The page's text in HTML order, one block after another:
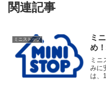
関連記事
ミニストップ
ミ
め
ミニ
みに
は、